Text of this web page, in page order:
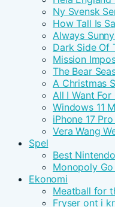
Ny Svensk
How Tall Is
Always
Dark Side Of
Mission
The Bear
A Christmas
All I Want
Windows 11
iPhone 17
Vera Wang
Spel
Best
Monopoly
Ekonomi
Meatball for
Fryser ont i